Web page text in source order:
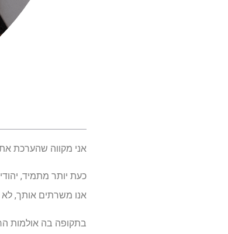
אני מקווה שהערכת
כעת יותר מתמיד,
אנו משרתים אותך, לא
בתקופה בה אולמות